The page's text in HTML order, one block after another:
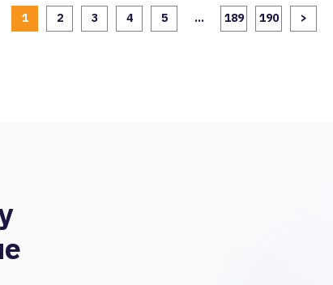
1 2 3 4 5 ... 189 190 >